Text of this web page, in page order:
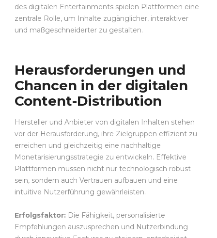
des digitalen Entertainments spielen Plattformen eine
zentrale Rolle, um Inhalte zugänglicher, interaktiver
und maßgeschneiderter zu gestalten.
Herausforderungen und
Chancen in der digitalen
Content-Distribution
Hersteller und Anbieter von digitalen Inhalten stehen
vor der Herausforderung, ihre Zielgruppen effizient zu
erreichen und gleichzeitig eine nachhaltige
Monetarisierungsstrategie zu entwickeln. Effektive
Plattformen müssen nicht nur technologisch robust
sein, sondern auch Vertrauen aufbauen und eine
intuitive Nutzerführung gewährleisten.
Erfolgsfaktor: Die Fähigkeit, personalisierte
Empfehlungen auszusprechen und Nutzerbindung